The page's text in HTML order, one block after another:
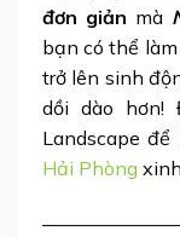
đơn giản mà
bạn có thể
trở lên sinh
dồi dào hơn!
Landscape
Hải Phòng